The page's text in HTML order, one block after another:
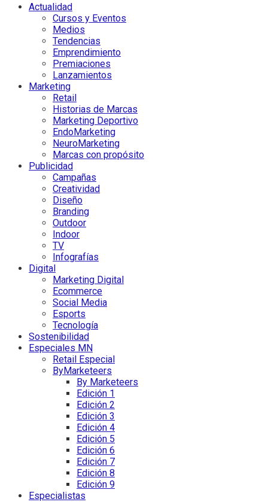
Actualidad
Cursos y Eventos
Medios
Tendencias
Emprendimiento
Premiaciones
Lanzamientos
Marketing
Retail
Historias de Marcas
Marketing Deportivo
EndoMarketing
NeuroMarketing
Marcas con propósito
Publicidad
Campañas
Creatividad
Diseño
Branding
Outdoor
Indoor
TV
Infografías
Digital
Marketing Digital
Ecommerce
Social Media
Esports
Tecnología
Sostenibilidad
Especiales MN
Retail Especial
ByMarketeers
By Marketeers
Edición 1
Edición 2
Edición 3
Edición 4
Edición 5
Edición 6
Edición 7
Edición 8
Edición 9
Especialistas